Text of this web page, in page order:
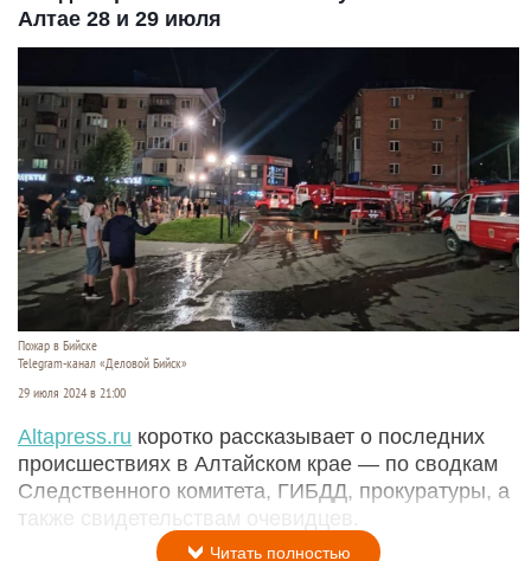
Алтае 28 и 29 июля
Пожар в Бийске
Telegram-канал «Деловой Бийск»
29 июля 2024 в 21:00
Аltapress.ru коротко рассказывает о последних
происшествиях в Алтайском крае — по сводкам
Следственного комитета, ГИБДД, прокуратуры, а
также свидетельствам очевидцев.
Читать полностью